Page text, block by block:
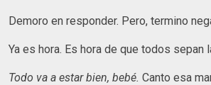
Demoro en responder. Pero, termino
Ya es hora. Es hora de que todos sepan
Todo va a estar bien, bebé. Canto esa